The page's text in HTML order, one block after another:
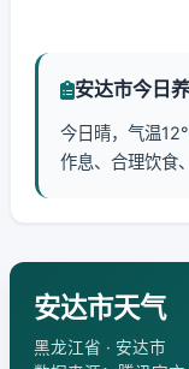
安达市今日养
今日晴，气温
作息、合理饮食
安达市天气
黑龙江省 · 安达市